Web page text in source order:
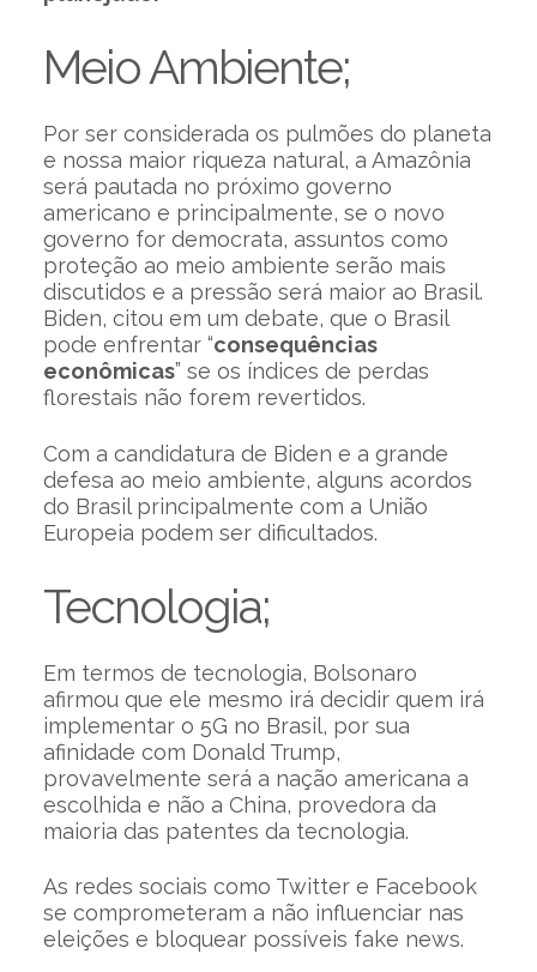
Meio Ambiente;
Por ser considerada os pulmões do planeta
e nossa maior riqueza natural, a Amazônia
será pautada no próximo governo
americano e principalmente, se o novo
governo for democrata, assuntos como
proteção ao meio ambiente serão mais
discutidos e a pressão será maior ao Brasil.
Biden, citou em um debate, que o Brasil
pode enfrentar “consequências
econômicas” se os índices de perdas
florestais não forem revertidos.
Com a candidatura de Biden e a grande
defesa ao meio ambiente, alguns acordos
do Brasil principalmente com a União
Europeia podem ser dificultados.
Tecnologia;
Em termos de tecnologia, Bolsonaro
afirmou que ele mesmo irá decidir quem irá
implementar o 5G no Brasil, por sua
afinidade com Donald Trump,
provavelmente será a nação americana a
escolhida e não a China, provedora da
maioria das patentes da tecnologia.
As redes sociais como Twitter e Facebook
se comprometeram a não influenciar nas
eleições e bloquear possíveis fake news.